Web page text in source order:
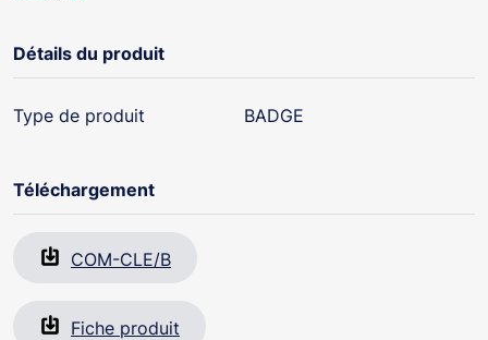
Détails du produit
Type de produit BADGE
Téléchargement
COM-CLE/B
Fiche produit